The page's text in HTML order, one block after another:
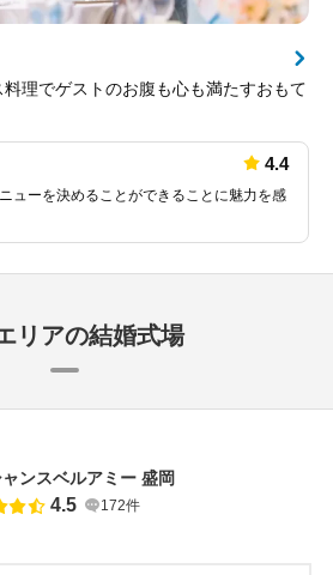
理でゲストのお腹も心も満たすおもて
4.4
ューを決めることができることに魅力を感
リアの結婚式場
ンスベルアミー 盛岡
4.5 172件